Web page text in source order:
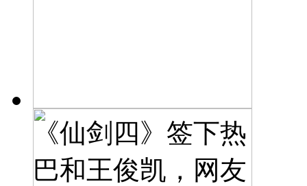
《仙剑四》签下热
巴和王俊凯，网友